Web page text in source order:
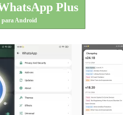
Plus
para Android